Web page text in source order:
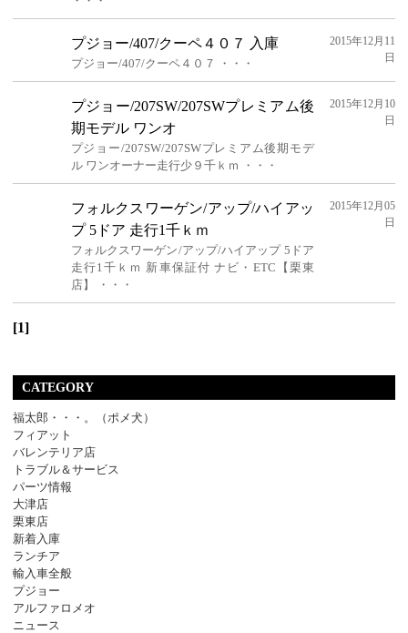
プジョー/407/クーペ４０７ 入庫
プジョー/407/クーペ４０７ ・・・
2015年12月11
日
プジョー/207SW/207SWプレミアム後
期モデル ワンオ
プジョー/207SW/207SWプレミアム後期モデ
ル ワンオーナー走行少９千ｋｍ ・・・
2015年12月10
日
フォルクスワーゲン/アップ/ハイアッ
プ 5ドア 走行1千ｋｍ
フォルクスワーゲン/アップ/ハイアップ 5ドア
走行1千ｋｍ 新車保証付 ナビ・ETC【栗東
店】 ・・・
2015年12月05
日
[1]
CATEGORY
福太郎・・・。（ポメ犬）
フィアット
バレンテリア店
トラブル＆サービス
パーツ情報
大津店
栗東店
新着入庫
ランチア
輸入車全般
プジョー
アルファロメオ
ニュース